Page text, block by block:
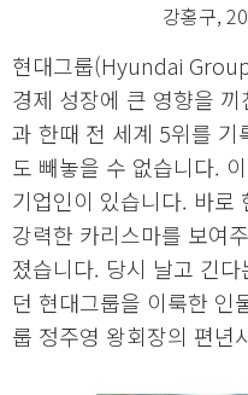
강홍구,
현대그룹(Hyundai
경제 성장에 큰 영향을
과 한때 전 세계 5위를
도 빼놓을 수 없습니다.
기업인이 있습니다. 바로
강력한 카리스마를 보여
졌습니다. 당시 날고 긴
던 현대그룹을 이룩한 인
룹 정주영 왕회장의 편년